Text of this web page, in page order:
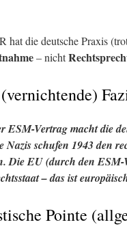
hat die deutsche Praxis
– nicht
ESM-Vertrag macht die
Nazis schufen 1943 den
Die EU (durch den ESM-
– das ist
Pointe